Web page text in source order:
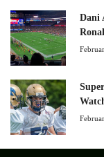
Dani